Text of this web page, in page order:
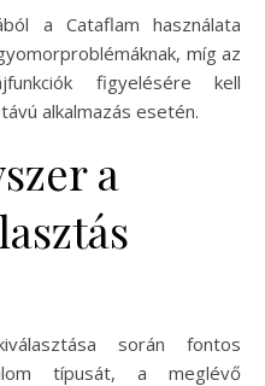
a Cataflam használata
míg az
figyelésére kell
alkalmazás esetén.
a
során fontos
típusát, a meglévő